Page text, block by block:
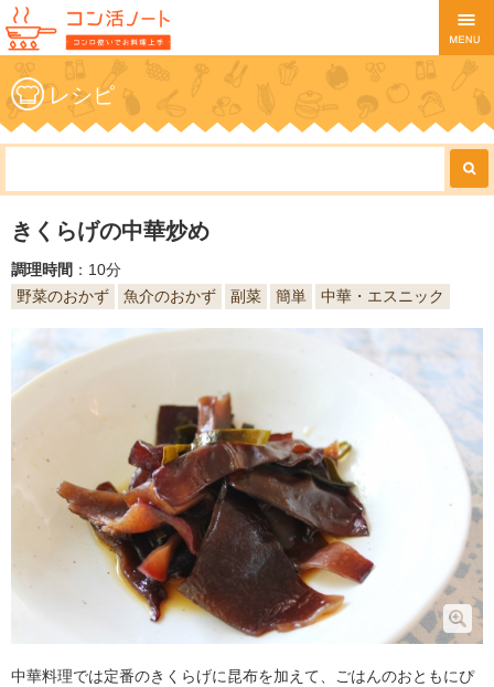
レシピ
きくらげの中華炒め
調理時間 ：10分
野菜のおかず
魚介のおかず 副菜 簡単 中華・エスニック
中華料理では定番のきくらげに昆布を加えて、ごはんのおともにぴ